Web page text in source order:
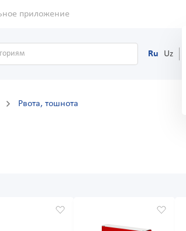
приложение
Ru Uz
Рвота, тошнота